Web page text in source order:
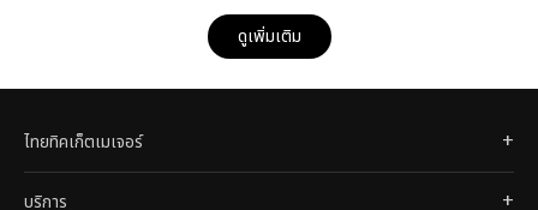
ดูเพิ่มเติม
ไทยทิคเก็ตเมเจอร์
บริการ